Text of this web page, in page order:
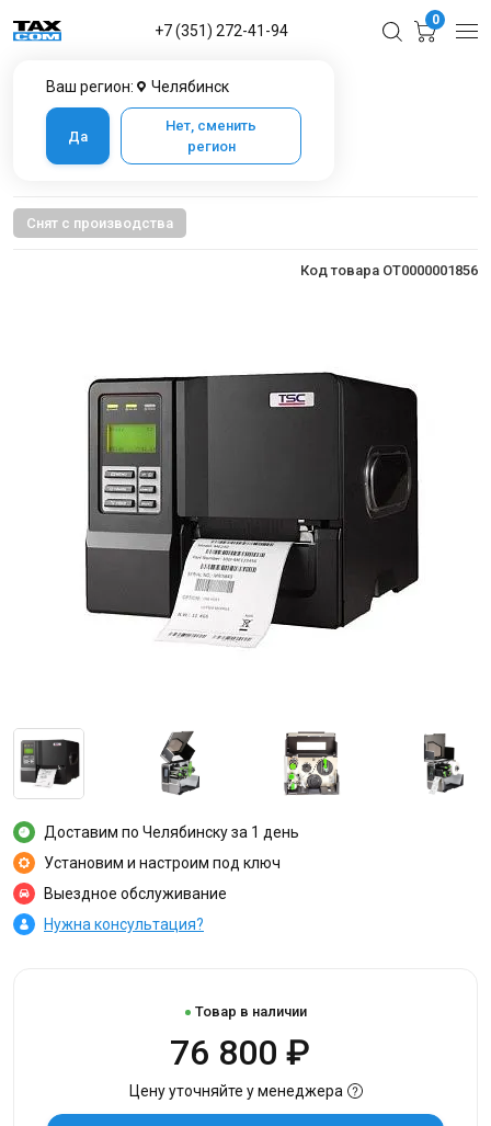
Ваш регион: Челябинск
Да
Нет, сменить
регион
+7 (351) 272-41-94
0
Оборудование для печати
TSC ME240 LCD SU
TSC ME240 LCD SU
Снят с производства
Код товара OT0000001856
Доставим по Челябинску за 1 день
Установим и настроим под ключ
Выездное обслуживание
Нужна консультация?
Товар в наличии
76 800 ₽
Цену уточняйте у менеджера